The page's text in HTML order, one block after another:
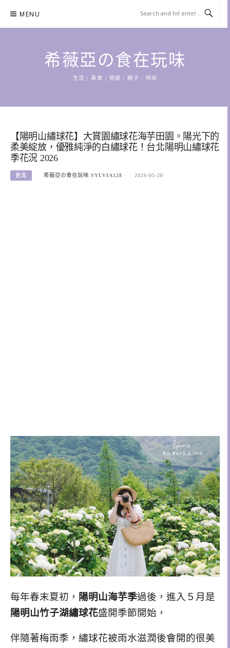
content
MENU
希薇亞の食在玩味
生活 | 美食 | 旅遊 | 親子 | 時尚
【陽明山繡球花】大賞園繡球花海芋田園。陽光下的
柔美綻放，優雅純淨的白繡球花！台北陽明山繡球花
季花況 2026
台北 希薇亞の食在玩味 SYLVIA128 2026-05-20
每年春末夏初， 陽明山海芋季過後，進入５月是
陽明山竹子湖繡球花盛開季節開始，
伴隨著梅雨季，繡球花被雨水滋潤後會開的很美